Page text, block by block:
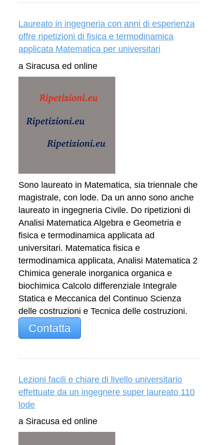
Laureato in ingegneria con anni di esperienza
offre ripetizioni di fisica e termodinamica
applicata Matematica per universitari
a Siracusa ed online
Sono laureato in Matematica, sia triennale che
magistrale, con lode. Da un anno sono anche
laureato in ingegneria Civile. Do ripetizioni di
Analisi Matematica Algebra e Geometria e
fisica e termodinamica applicata ad
universitari. Matematica fisica e
termodinamica applicata, Analisi Matematica 2
Chimica generale inorganica organica e
biochimica Calcolo differenziale Integrale
Statica e Meccanica del Continuo Scienza
delle costruzioni e Tecnica delle costruzioni.
Contatta
Lezioni facili e chiare di livello universitario
effettuate da un ingegnere super laureato 110
lode
a Siracusa ed online